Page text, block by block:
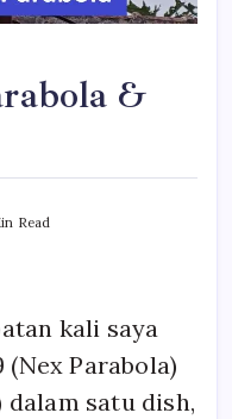
&
Read
kali saya
Parabola)
dalam satu dish,